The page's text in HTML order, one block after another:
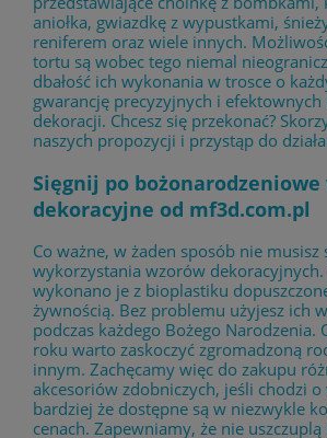
aniołka, gwiazdkę z wypustkami,
reniferem oraz wiele innych.
tortu są wobec tego niemal
dbałość ich wykonania w trosce o
gwarancję precyzyjnych i efektownych
dekoracji. Chcesz się przekonać?
naszych propozycji i przystąp do
Sięgnij po bożonarodzeniowe
dekoracyjne od mf3d.com.pl
Co ważne, w żaden sposób nie musisz
wykorzystania wzorów dekoracyjnych.
wykonano je z bioplastiku
żywnością. Bez problemu użyjesz ich
podczas każdego Bożego Narodzenia.
roku warto zaskoczyć zgromadzoną
innym. Zachęcamy więc do zakupu
akcesoriów zdobniczych, jeśli chodzi
bardziej że dostępne są w niezwykle
cenach. Zapewniamy, że nie uszczuplą